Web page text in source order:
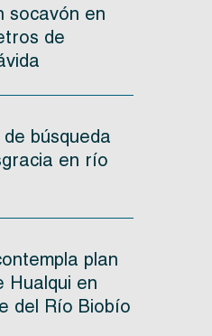
socavón en
de
búsqueda
en río
plan
Hualqui en
del Río Biobío